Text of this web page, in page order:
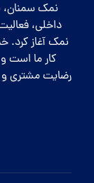
نمک
داخلی،
نمک آغاز کرد.
کار ما است
رضایت مشتری